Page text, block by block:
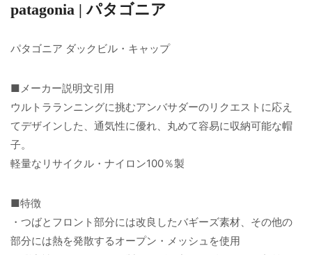
patagonia | パタゴニア
パタゴニア ダックビル・キャップ
■メーカー説明文引用
ウルトラランニングに挑むアンバサダーのリクエストに応え
てデザインした、通気性に優れ、丸めて容易に収納可能な帽
子。
軽量なリサイクル・ナイロン100％製
■特徴
・つばとフロント部分には改良したバギーズ素材、その他の
部分には熱を発散するオープン・メッシュを使用